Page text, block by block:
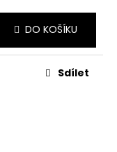
DO KOŠÍKU
Sdílet